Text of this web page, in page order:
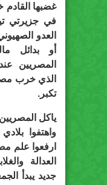
غضبها القادم
في جزيرتي
العدو
أو بدائل
المصريين
الذي خرب مصر
تكبر.
ياكل
واهتفوا
ارفعوا علم
العدالة
جديد يبدأ